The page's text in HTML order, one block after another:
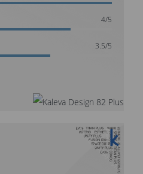
4/5
3.5/5
10 ЛЕТ ГАРАНТИИ